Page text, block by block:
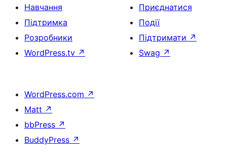
Навчання
Підтримка
Розробники
WordPress.tv ↗
Приєднатися
Події
Підтримати ↗
Swag ↗
WordPress.com ↗
Matt ↗
bbPress ↗
BuddyPress ↗